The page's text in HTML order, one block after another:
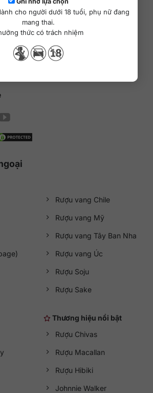
cho người dưới 18 tuổi, phụ nữ đang
mang thai.
thức có trách nhiệm
04/GP-UBND
ngoại hàng đầu Việt Nam
Rượu vang Chile
Rượu vang Mỹ
Rượu vang Tây Ban Nha
Rượu vang Úc
Rượu Soju
Rượu Sake
Thương hiệu nổi bật
Rượu Chivas
Rượu Macallan
Rượu Hibiki
Johnnie Walker